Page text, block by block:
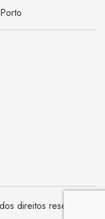
direitos reservados